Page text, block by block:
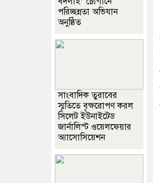
পরিচ্ছন্নতা অভিযান
অনুষ্ঠিত
সাংবাদিক তুরাবের
স্মৃতিতে বৃক্ষরোপণ করল
সিলেট ইউনাইটেড
জার্নালিস্ট ওয়েলফেয়ার
অ্যাসোসিয়েশন